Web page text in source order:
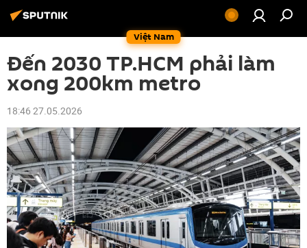
Việt Nam
Đến 2030 TP.HCM phải làm
xong 200km metro
18:46 27.05.2026